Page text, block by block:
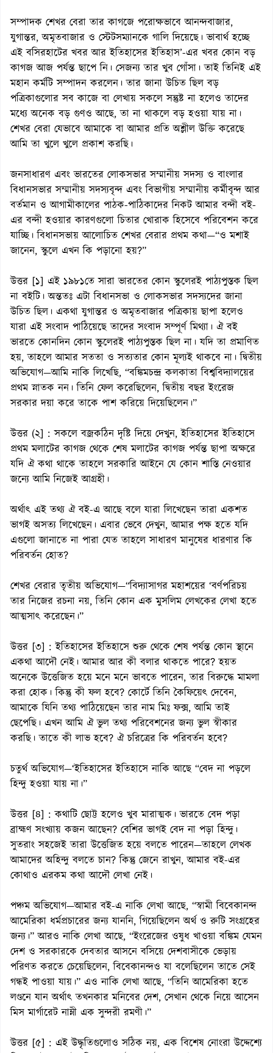
সম্পাদক শেখর বেরা তার কাগজে পরোক্ষভাবে আনন্দবাজার,
যুগান্তর, অমৃতবাজার ও স্টেটসম্যানকে গালি দিয়েছে। ভাবার্থ হচ্ছে
এই বসিরহাটের খবর আর ইতিহাসের ইতিহাস’-এর খবর কোন বড়
কাগজ আজ পর্যন্ত ছাপে নি। সেজন্য তার খুব গোঁসা। তাই তিনিই এই
মহান কর্মটি সম্পাদন করলেন। তার জানা উচিত ছিল বড়
পত্রিকাগুলোর সব কাজে বা লেখায় সকলে সন্তুষ্ট না হলেও তাদের
মধ্যে অনেক বড় গুণও আছে, তা না থাকলে বড় হওয়া যায় না।
শেখর বেরা যেভাবে আমাকে বা আমার প্রতি অশ্লীল উক্তি করেছে
আমি তা খুলে খুলে প্রকাশ করছি।
জনসাধারণ এবং ভারতের লোকসভার সম্মানীয় সদস্য ও বাংলার
বিধানসভার সম্মানীয় সদস্যবৃন্দ এবং বিভাগীয় সম্মানীয় কর্মীবৃন্দ আর
বর্তমান ও আগামীকালের পাঠক-পাঠিকাদের নিকট আমার বন্দী বই-
এর বন্দী হওয়ার কারণগুলো চিতার খোরাক হিসেবে পরিবেশন করে
যাচ্ছি। বিধানসভায় আলোচিত শেখর বেরার প্রথম কথা—“ও মশাই
জানেন, স্কুলে এখন কি পড়ানো হয়?”
উত্তর [১] এই ১৯৮১তে সারা ভারতের কোন স্কুলেরই পাঠ্যপুস্তক ছিল
না বইটি। অন্ততঃ এটা বিধানসভা ও লোকসভার সদস্যদের জানা
উচিত ছিল। একথা যুগান্তর ও অমৃতবাজার পত্রিকায় ছাপা হলেও
যারা এই সংবাদ পাঠিয়েছে তাদের সংবাদ সম্পূর্ণ মিথ্যা। ঐ বই
ভারতে কোনদিন কোন স্কুলেরই পাঠ্যপুস্তক ছিল না। যদি তা প্রমাণিত
হয়, তাহলে আমার সততা ও সত্যতার কোন মূল্যই থাকবে না। দ্বিতীয়
অভিযোগ—আমি নাকি লিখেছি, “বঙ্কিমচন্দ্র কলকাতা বিশ্ববিদ্যালয়ের
প্রথম স্নাতক নন। তিনি ফেল করেছিলেন, দ্বিতীয় বছর ইংরেজ
সরকার দয়া করে তাকে পাশ করিয়ে দিয়েছিলেন।”
উত্তর (২] : সকলে বজ্রকঠিন দৃষ্টি দিয়ে দেখুন, ইতিহাসের ইতিহাসে
প্রথম মলাটের কাগজ থেকে শেষ মলাটের কাগজ পর্যন্ত ছাপা অক্ষরে
যদি ঐ কথা থাকে তাহলে সরকারি আইনে যে কোন শাস্তি নেওয়ার
জন্যে আমি নিজেই আগ্রহী।
অর্থাৎ এই তথ্য ঐ বই-এ আছে বলে যারা লিখেছেন তারা একশত
ভাগই অসত্য লিখেছেন। এবার ভেবে দেখুন, আমার পক্ষ হতে যদি
এগুলো জানাতে না পারা যেত তাহলে সাধারণ মানুষের ধারণার কি
পরিবর্তন হোত?
শেখর বেরার তৃতীয় অভিযোগ—“বিদ্যাসাগর মহাশয়ের ‘বর্ণপরিচয়
তার নিজের রচনা নয়, তিনি কোন এক মুসলিম লেখকের লেখা হতে
আত্মসাৎ করেছেন।”
উত্তর [৩] : ইতিহাসের ইতিহাসে শুরু থেকে শেষ পর্যন্ত কোন স্থানে
একথা আদৌ নেই। আমার আর কী বলার থাকতে পারে? হয়ত
অনেকে উত্তেজিত হয়ে মনে মনে ভাবতে পারেন, তার বিরুদ্ধে মামলা
করা হোক। কিন্তু কী ফল হবে? কোর্টে তিনি কৈফিয়েৎ দেবেন,
আমাকে যিনি তথ্য পাঠিয়েছেন তার নাম মিঃ ফক্স, আমি তাই
ছেপেছি। এখন আমি ঐ ভুল তথ্য পরিবেশনের জন্য ভুল স্বীকার
করছি। তাতে কী লাভ হবে? ঐ চরিত্রের কি পরিবর্তন হবে?
চতুর্থ অভিযোগ—‘ইতিহাসের ইতিহাসে নাকি আছে “বেদ না পড়লে
হিন্দু হওয়া যায় না।”
উত্তর [৪] : কথাটি ছোট্ট হলেও খুব মারাত্মক। ভারতে বেদ পড়া
ব্রাহ্মণ সংখ্যায় কজন আছেন? বেশির ভাগই বেদ না পড়া হিন্দু।
সুতরাং সহজেই তারা উত্তেজিত হয়ে বলতে পারেন—তাহলে লেখক
আমাদের অহিন্দু বলতে চান? কিন্তু জেনে রাখুন, আমার বই-এর
কোথাও এরকম কথা আদৌ লেখা নেই।
পঞ্চম অভিযোগ—আমার বই-এ নাকি লেখা আছে, “স্বামী বিবেকানন্দ
আমেরিকা ধর্মপ্রচারের জন্য যাননি, গিয়েছিলেন অর্থ ও রুটি সংগ্রহের
জন্য।” আরও নাকি লেখা আছে, “ইংরেজের ওষুধ খাওয়া বঙ্কিম যেমন
দেশ ও সরকারকে দেবতার আসনে বসিয়ে দেশবাসীকে ভেড়ায়
পরিণত করতে চেয়েছিলেন, বিবেকানন্দও যা বলেছিলেন তাতে সেই
গন্ধই পাওয়া যায়।” এও নাকি লেখা আছে, “তিনি আমেরিকা হতে
লণ্ডনে যান অর্থাৎ তখনকার মনিবের দেশ, সেখান থেকে নিয়ে আসেন
মিস মার্গারেট নাম্নী এক সুন্দরী রমণী।”
উত্তর [৫] : এই উদ্ধৃতিগুলোও সঠিক নয়, এক বিশেষ নোংরা উদ্দেশ্যে